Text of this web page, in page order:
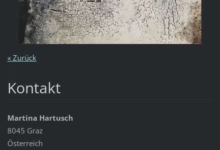
« Zurück
Kontakt
Martina Hartusch
8045 Graz
Österreich